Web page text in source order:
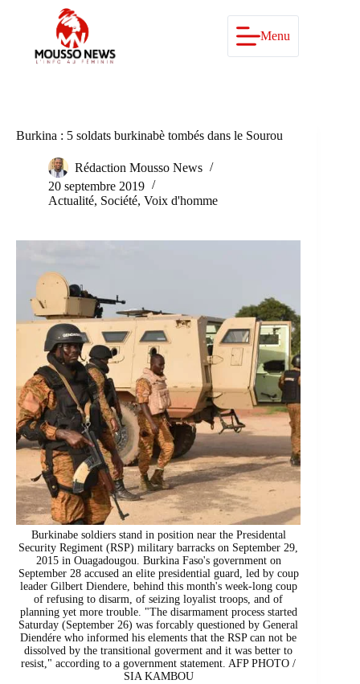
Menu
Burkina : 5 soldats burkinabè tombés dans le Sourou
Rédaction Mousso News
20 septembre 2019
Actualité, Société, Voix d'homme
Burkinabe soldiers stand in position near the Presidental
Security Regiment (RSP) military barracks on September 29,
2015 in Ouagadougou. Burkina Faso's government on
September 28 accused an elite presidential guard, led by coup
leader Gilbert Diendere, behind this month's week-long coup
of refusing to disarm, of seizing loyalist troops, and of
planning yet more trouble. "The disarmament process started
Saturday (September 26) was forcably questioned by General
Diendére who informed his elements that the RSP can not be
dissolved by the transitional goverment and it was better to
resist," according to a government statement. AFP PHOTO /
SIA KAMBOU